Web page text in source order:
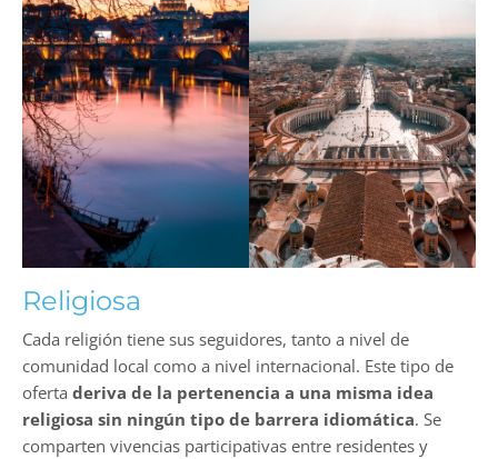
Religiosa
Cada religión tiene sus seguidores, tanto a nivel de
comunidad local como a nivel internacional. Este tipo de
oferta deriva de la pertenencia a una misma idea
religiosa sin ningún tipo de barrera idiomática. Se
comparten vivencias participativas entre residentes y